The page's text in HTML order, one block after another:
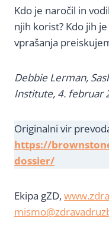
Kdo je naročil in
njih korist? Kdo jih
vprašanja
Debbie Lerman,
Institute, 4. februar
Originalni vir
https://
dossier/
Ekipa gZD,